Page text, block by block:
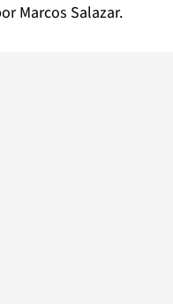
Marcos Salazar.